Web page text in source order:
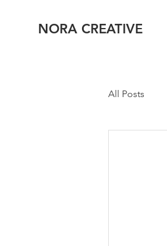
NORA CREATIVE
All Posts